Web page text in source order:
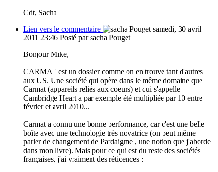
Cdt, Sacha
Lien vers le commentaire
samedi, 30 avril
2011 23:46 Posté par sacha Pouget
Bonjour Mike,
CARMAT est un dossier comme on en trouve tant d'autres
aux US. Une société qui opère dans le même domaine que
Carmat (appareils reliés aux coeurs) et qui s'appelle
Cambridge Heart a par exemple été multipliée par 10 entre
février et avril 2010...
Carmat a connu une bonne performance, car c'est une belle
boîte avec une technologie très novatrice (on peut même
parler de changement de Pardaigme , une notion que j'aborde
dans mon livre). Mais pour ce qui est du reste des sociétés
françaises, j'ai vraiment des réticences :